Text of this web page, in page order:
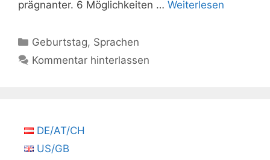
prägnanter. 6 Möglichkeiten … Weiterlesen
Kategorien
Geburtstag, Sprachen
Kommentar hinterlassen
DE/AT/CH
US/GB